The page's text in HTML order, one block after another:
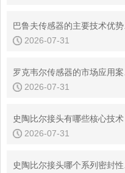
巴
2026-07-31
罗
2026-07-31
史陶比尔接头有哪些核心技术
2026-07-31
史